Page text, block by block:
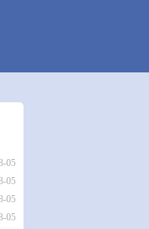
骏成 VS 三七互娱 全场录像
05
戏 VS 美的薪火 全场录像
05
西南建设 VS 香港圣徒 全场录像
05
國際 VS 湛江狂狼·粵辉能源
05